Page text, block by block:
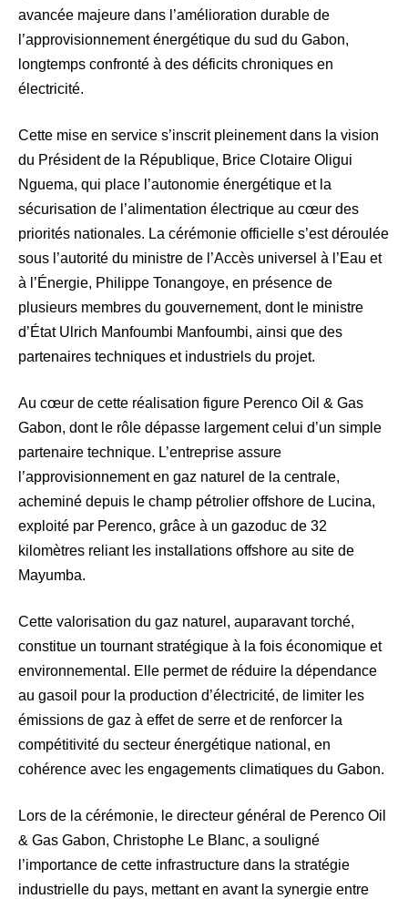
avancée majeure dans l’amélioration durable de
l’approvisionnement énergétique du sud du Gabon,
longtemps confronté à des déficits chroniques en
électricité.
Cette mise en service s’inscrit pleinement dans la vision
du Président de la République, Brice Clotaire Oligui
Nguema, qui place l’autonomie énergétique et la
sécurisation de l’alimentation électrique au cœur des
priorités nationales. La cérémonie officielle s’est déroulée
sous l’autorité du ministre de l’Accès universel à l’Eau et
à l’Énergie, Philippe Tonangoye, en présence de
plusieurs membres du gouvernement, dont le ministre
d’État Ulrich Manfoumbi Manfoumbi, ainsi que des
partenaires techniques et industriels du projet.
Au cœur de cette réalisation figure Perenco Oil & Gas
Gabon, dont le rôle dépasse largement celui d’un simple
partenaire technique. L’entreprise assure
l’approvisionnement en gaz naturel de la centrale,
acheminé depuis le champ pétrolier offshore de Lucina,
exploité par Perenco, grâce à un gazoduc de 32
kilomètres reliant les installations offshore au site de
Mayumba.
Cette valorisation du gaz naturel, auparavant torché,
constitue un tournant stratégique à la fois économique et
environnemental. Elle permet de réduire la dépendance
au gasoil pour la production d’électricité, de limiter les
émissions de gaz à effet de serre et de renforcer la
compétitivité du secteur énergétique national, en
cohérence avec les engagements climatiques du Gabon.
Lors de la cérémonie, le directeur général de Perenco Oil
& Gas Gabon, Christophe Le Blanc, a souligné
l’importance de cette infrastructure dans la stratégie
industrielle du pays, mettant en avant la synergie entre